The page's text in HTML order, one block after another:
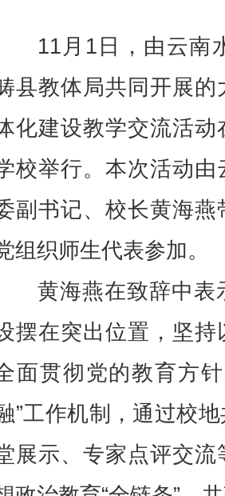
11月1日，由云南
县教体局共同开展
化建设教学交流活
校举行。本次活动
副书记、校长黄海
组织师生代表参加。
黄海燕在致辞中表
摆在突出位置，坚
面贯彻党的教育方
”工作机制，通过校
展示、专家点评交